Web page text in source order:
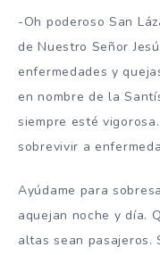
-Oh poderoso San
de Nuestro Señor
enfermedades y
en nombre de la
siempre esté
sobrevivir a
Ayúdame para
aquejan noche y día.
altas sean pasajeros.